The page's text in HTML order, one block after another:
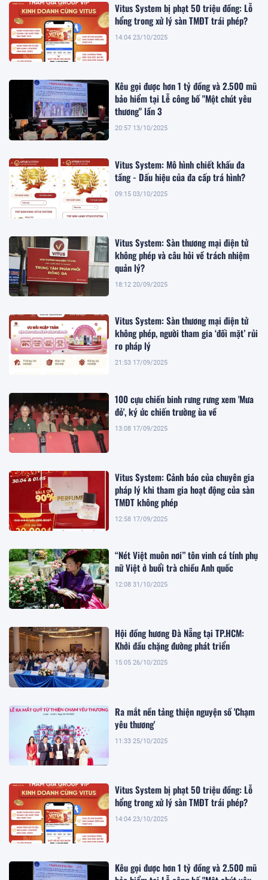
Vitus System bị phạt 50 triệu đồng: Lỗ
hổng trong xử lý sàn TMĐT trái phép?
14:04 23/10/2025
Kêu gọi được hơn 1 tỷ đồng và 2.500 mũ
bảo hiểm tại Lễ công bố "Một chút yêu
thương" lần 3
20:57 13/10/2025
Vitus System: Mô hình chiết khấu đa
tầng - Dấu hiệu của đa cấp trá hình?
09:15 03/10/2025
Vitus System: Sàn thương mại điện tử
không phép và câu hỏi về trách nhiệm
quản lý?
18:12 20/09/2025
Vitus System: Sàn thương mại điện tử
không phép, người tham gia ‘đối mặt’ rủi
ro pháp lý
21:53 17/09/2025
100 cựu chiến binh rưng rưng xem 'Mưa
đỏ', ký ức chiến trường ùa về
13:08 17/09/2025
Vitus System: Cảnh báo của chuyên gia
pháp lý khi tham gia hoạt động của sàn
TMĐT không phép
12:58 17/09/2025
“Nét Việt muôn nơi” tôn vinh cá tính phụ
nữ Việt ở buổi trà chiều Anh quốc
12:08 31/10/2025
Hội đồng hương Đà Nẵng tại TP.HCM:
Khởi đầu chặng đường phát triển
15:05 26/10/2025
Ra mắt nền tảng thiện nguyện số 'Chạm
yêu thương'
11:33 25/10/2025
Vitus System bị phạt 50 triệu đồng: Lỗ
hổng trong xử lý sàn TMĐT trái phép?
14:04 23/10/2025
Kêu gọi được hơn 1 tỷ đồng và 2.500 mũ